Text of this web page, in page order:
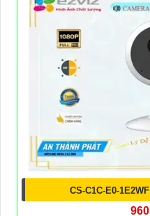
CS-C1C-E0-